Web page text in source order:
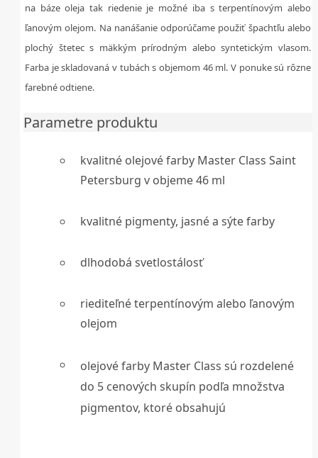
na báze oleja tak riedenie je možné iba s terpentínovým alebo
ľanovým olejom. Na nanášanie odporúčame použiť špachtľu alebo
plochý štetec s mäkkým prírodným alebo syntetickým vlasom.
Farba je skladovaná v tubách s objemom 46 ml. V ponuke sú rôzne
farebné odtiene.
Parametre produktu
kvalitné olejové farby Master Class Saint
Petersburg v objeme 46 ml
kvalitné pigmenty, jasné a sýte farby
dlhodobá svetlostálosť
riediteľné terpentínovým alebo ľanovým
olejom
olejové farby Master Class sú rozdelené
do 5 cenových skupín podľa množstva
pigmentov, ktoré obsahujú